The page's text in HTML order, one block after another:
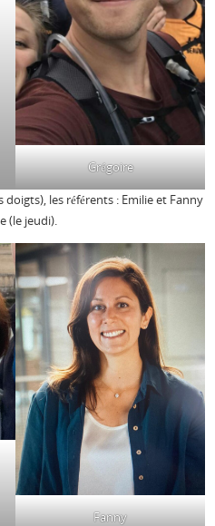
Grégoire
doigts), les référents : Emilie et Fanny
(le jeudi).
Fanny